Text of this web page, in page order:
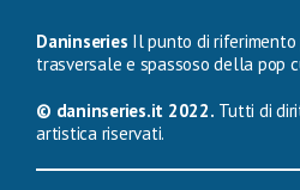
Daninseries Il punto di riferimento
trasversale e spassoso della pop
© daninseries.it 2022. Tutti di
artistica riservati.